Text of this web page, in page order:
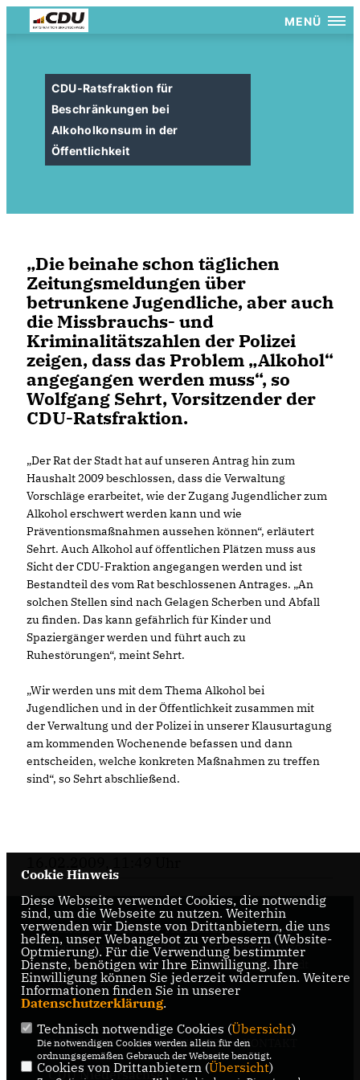
MENÜ
CDU-Ratsfraktion für
Beschränkungen bei
Alkoholkonsum in der
Öffentlichkeit
Die beinahe schon täglichen
Zeitungsmeldungen über
betrunkene Jugendliche, aber auch
die Missbrauchs- und
Kriminalitätszahlen der Polizei
zeigen, dass das Problem „Alkohol“
angegangen werden muss“, so
Wolfgang Sehrt, Vorsitzender der
CDU-Ratsfraktion.
Der Rat der Stadt hat auf unseren Antrag hin zum
Haushalt 2009 beschlossen, dass die Verwaltung
Vorschläge erarbeitet, wie der Zugang Jugendlicher zum
Alkohol erschwert werden kann und wie
Präventionsmaßnahmen aussehen können“, erläutert
Sehrt. Auch Alkohol auf öffentlichen Plätzen muss aus
Sicht der CDU-Fraktion angegangen werden und ist
Bestandteil des vom Rat beschlossenen Antrages. „An
solchen Stellen sind nach Gelagen Scherben und Abfall
zu finden. Das kann gefährlich für Kinder und
Spaziergänger werden und führt auch zu
Ruhestörungen“, meint Sehrt.
Wir werden uns mit dem Thema Alkohol bei
Jugendlichen und in der Öffentlichkeit zusammen mit
der Verwaltung und der Polizei in unserer Klausurtagung
am kommenden Wochenende befassen und dann
entscheiden, welche konkreten Maßnahmen zu treffen
sind“, so Sehrt abschließend.
Internetseite der CDU-Fraktion im Rat der Stadt
Braunschweig, mit aktuellen Informationen rund
um die Kommunalpolitik in der zweitgrößten Stadt
Niedersachsens.
IMPRESSUM DATENSCHUTZ KONTAKT
CDU Niedersachsen
Cookie Hinweis
Diese Webseite verwendet Cookies, die notwendig
sind, um die Webseite zu nutzen. Weiterhin
verwenden wir Dienste von Drittanbietern, die uns
helfen, unser Webangebot zu verbessern (Website-
Optmierung). Für die Verwendung bestimmter
Dienste, benötigen wir Ihre Einwilligung. Ihre
Einwilligung können Sie jederzeit widerrufen. Weitere
Informationen finden Sie in unserer
Datenschutzerklärung.
Technisch notwendige Cookies (Übersicht)
Die notwendigen Cookies werden allein für den
ordnungsgemäßen Gebrauch der Webseite benötigt.
Cookies von Drittanbietern (Übersicht)